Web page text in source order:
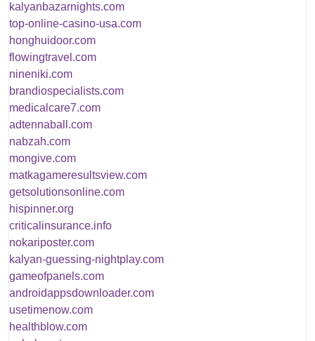
kalyanbazarnights.com
top-online-casino-usa.com
honghuidoor.com
flowingtravel.com
nineniki.com
brandiospecialists.com
medicalcare7.com
adtennaball.com
nabzah.com
mongive.com
matkagameresultsview.com
getsolutionsonline.com
hispinner.org
criticalinsurance.info
nokariposter.com
kalyan-guessing-nightplay.com
gameofpanels.com
androidappsdownloader.com
usetimenow.com
healthblow.com